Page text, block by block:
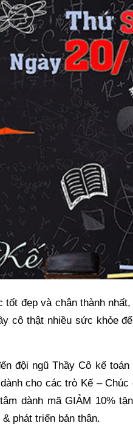
đẹp và chân thành
cô thật nhiều sức khỏe
đội ngũ Thầy Cô kế toán
cho các trò Kế –
dành mã GIẢM 10%
phát triển bản thân.